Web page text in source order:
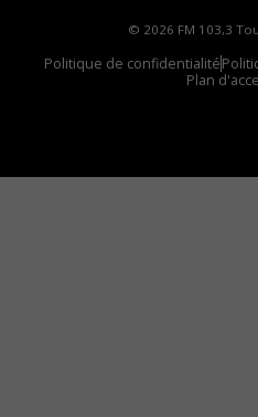
© 2026 FM 103,3
Politique de confidentialité
Plan